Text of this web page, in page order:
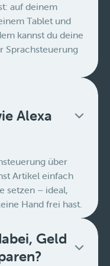
auf deinem
Tablet und
kannst du deine
Sprachsteuerung
Alexa
über
Artikel einfach
setzen – ideal,
Hand frei hast.
Geld